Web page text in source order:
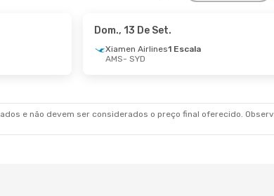
Dom., 13 De Set.
Xiamen Airlines1 Escala
AMS- SYD
e não devem ser considerados o preço final oferecido.